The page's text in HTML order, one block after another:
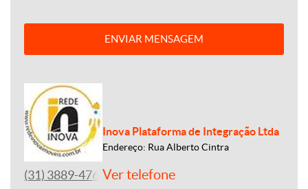
ENVIAR MENSAGEM
Inova Plataforma de Integração Ltda
Endereço: Rua Alberto Cintra
(31) 3889-4765Ver telefone